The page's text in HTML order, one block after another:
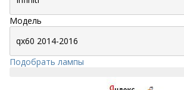
Модель
Подобрать лампы